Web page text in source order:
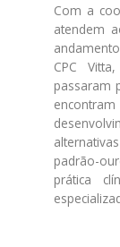
Com a
atendem
CPC
passaram
padrão-
prática